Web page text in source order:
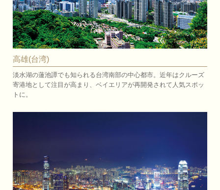
高雄(台湾)
淡水湖の蓮池譚でも知られる台湾南部の中心都市。近年はクルーズ
寄港地として注目が高まり、ベイエリアが再開発されて人気スポッ
トに。